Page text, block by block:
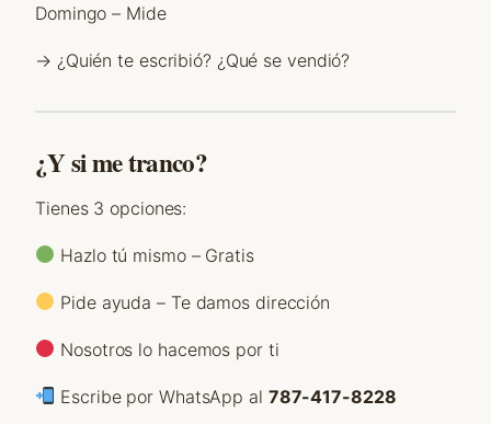
Domingo – Mide
→ ¿Quién te escribió? ¿Qué se vendió?
¿Y si me tranco?
Tienes 3 opciones:
Hazlo tú mismo – Gratis
Pide ayuda – Te damos dirección
Nosotros lo hacemos por ti
Escribe por WhatsApp al 787-417-8228